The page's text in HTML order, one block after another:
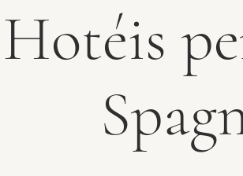
Hotéis